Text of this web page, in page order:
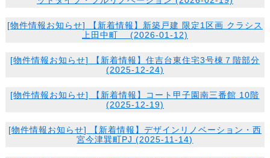
[物件情報お知らせ] 【新着情報】新築戸建 限定1区画 クラシス
上田中町 (2026-01-12)
[物件情報お知らせ] 【新着情報】住吉台東住宅3号棟７階部分
(2025-12-24)
[物件情報お知らせ] 【新着情報】コート甲子園南三番館 10階
(2025-12-19)
[物件情報お知らせ] 【新着情報】デザインリノベーション・西
宮今津巽町PJ (2025-11-14)